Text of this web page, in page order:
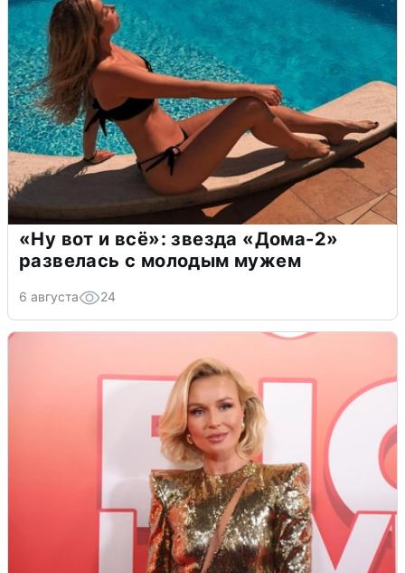
«Ну вот и всё»: звезда «Дома-2»
развелась с молодым мужем
6 августа 24